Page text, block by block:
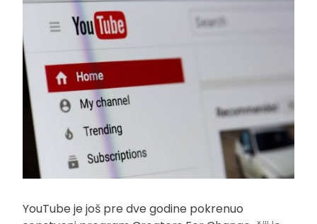
YouTube je još pre dve godine pokrenuo